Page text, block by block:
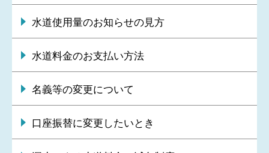
水道使用量のお知らせの見方
水道料金のお支払い方法
名義等の変更について
口座振替に変更したいとき